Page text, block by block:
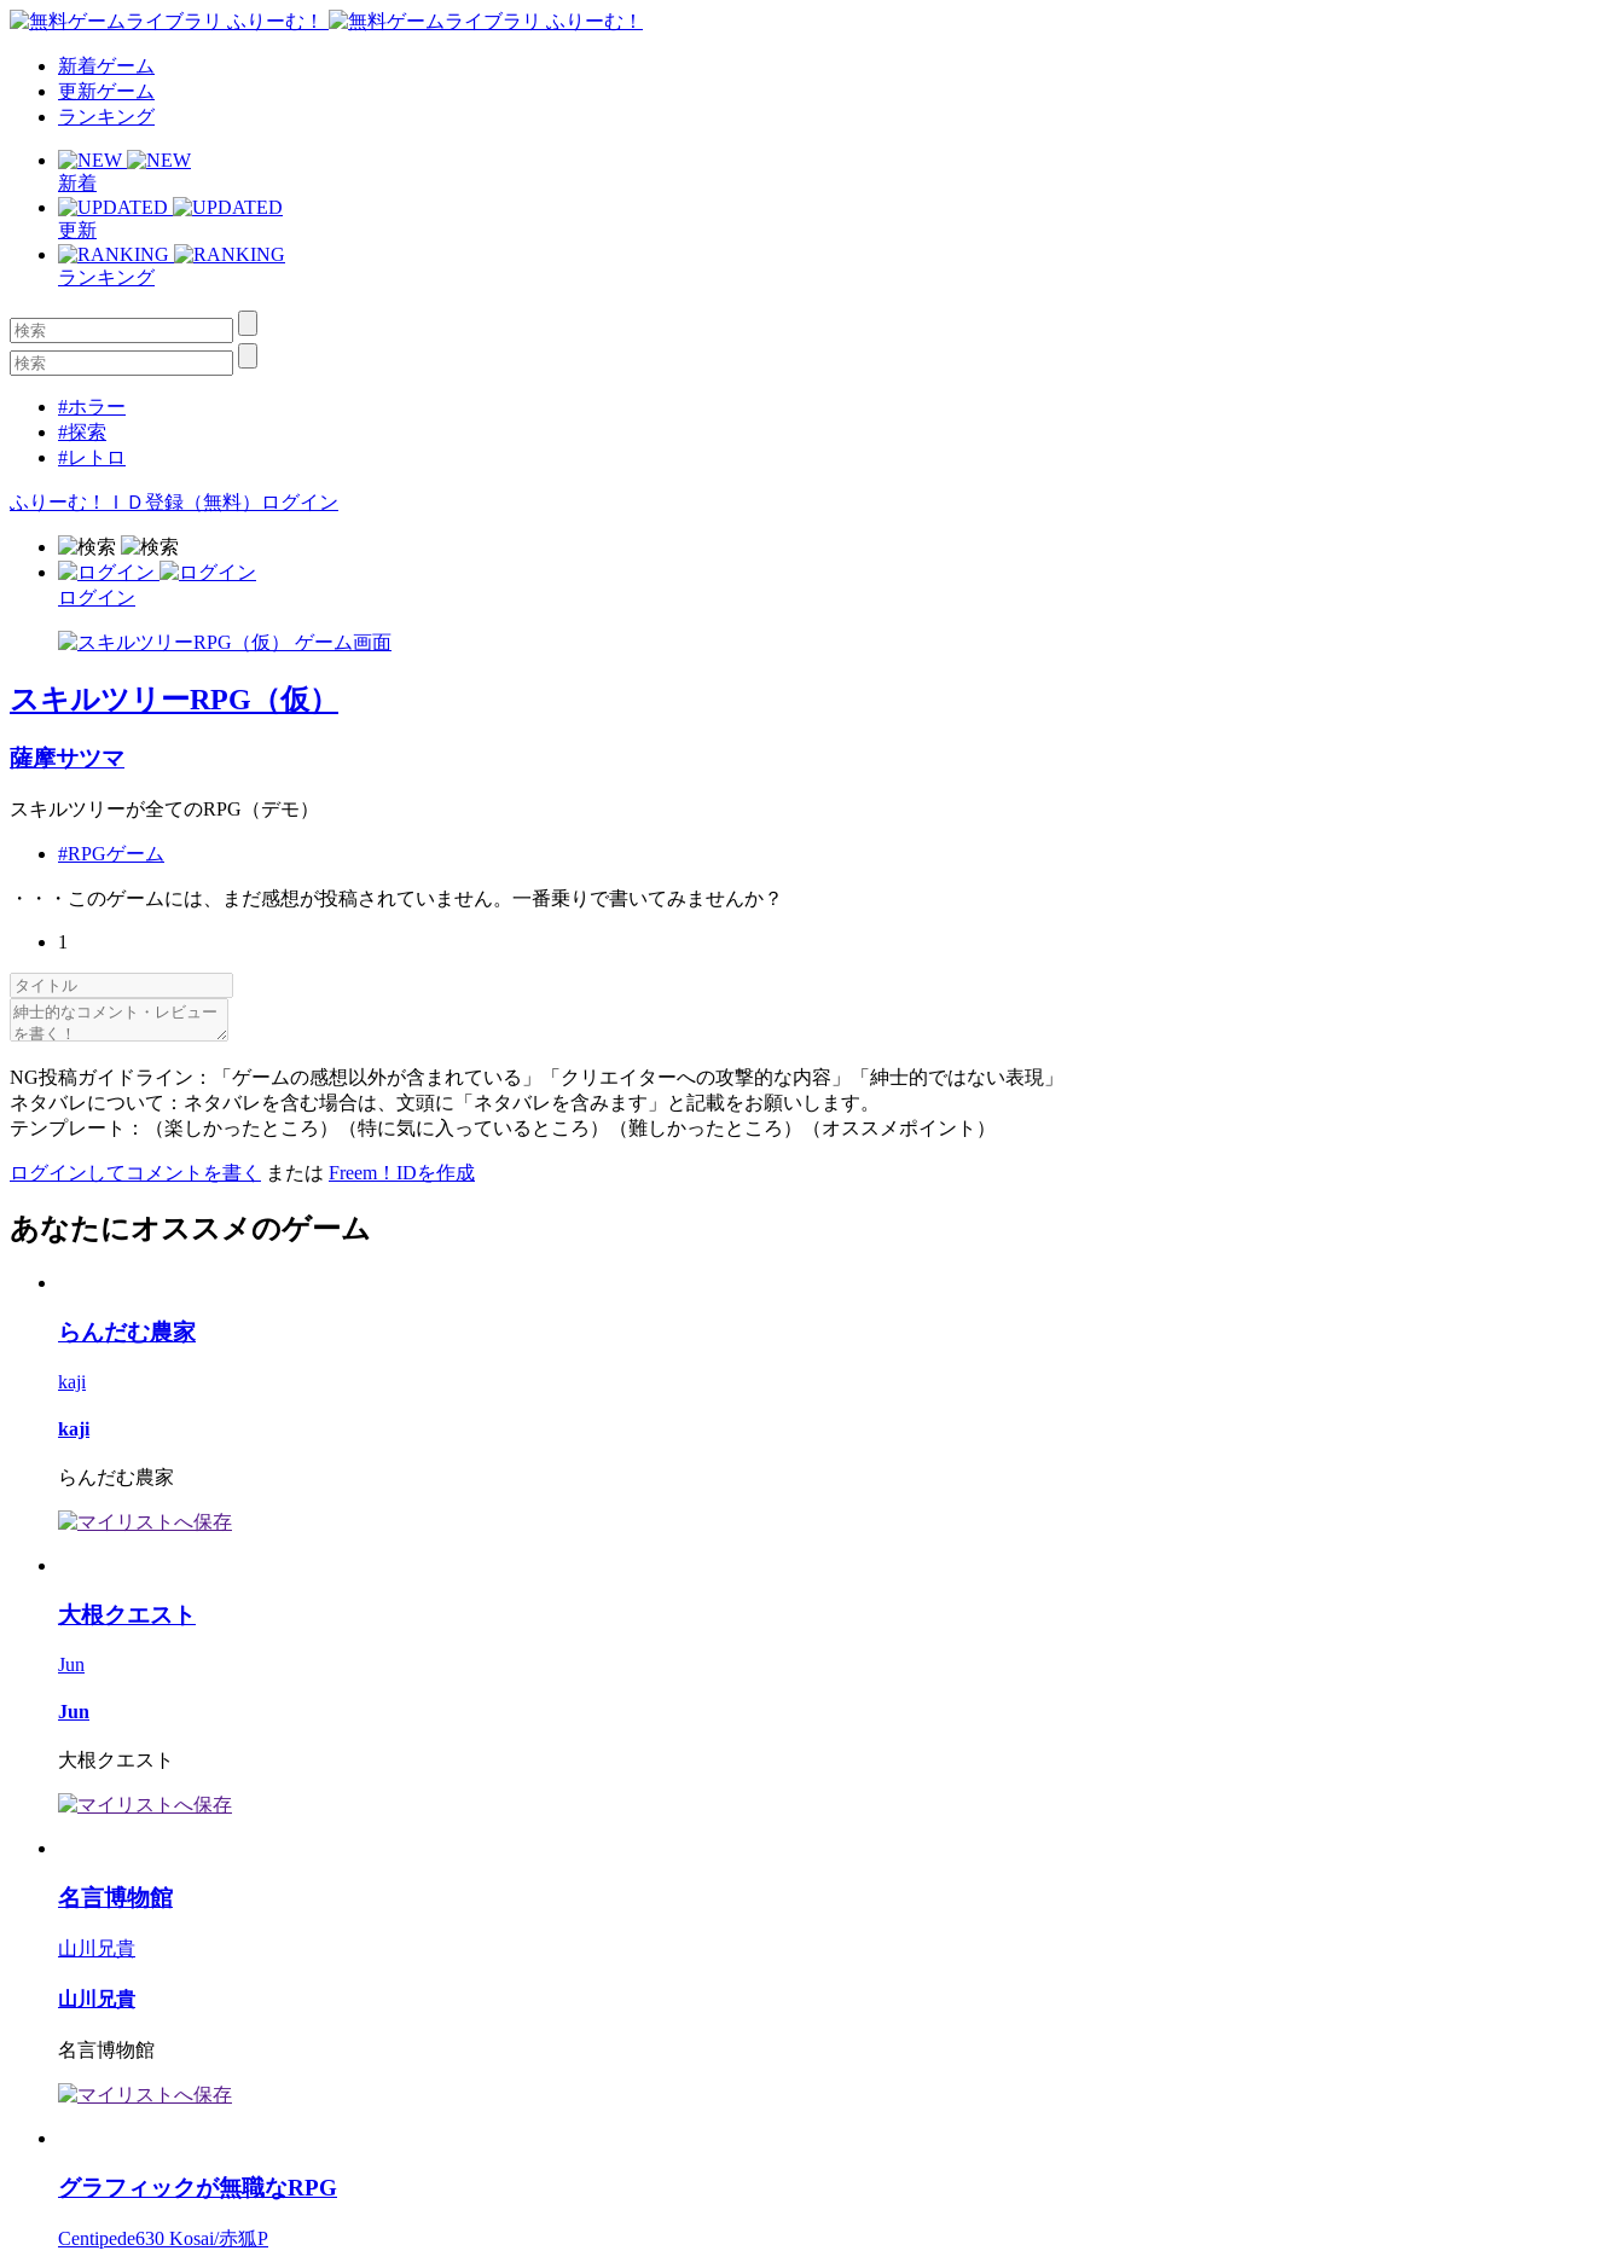
新着ゲーム
更新ゲーム
ランキング
新着
更新
ランキング
#ホラー
#探索
#レトロ
ふりーむ！ＩＤ登録（無料） ログイン
ログイン
スキルツリーRPG（仮）
薩摩サツマ
スキルツリーが全てのRPG（デモ）
#RPGゲーム
・・・このゲームには、まだ感想が投稿されていません。一番乗りで書いてみませんか？
1
NG投稿ガイドライン：「ゲームの感想以外が含まれている」「クリエイターへの攻撃的な内容」「紳士的ではない表現」
ネタバレについて：ネタバレを含む場合は、文頭に「ネタバレを含みます」と記載をお願いします。
テンプレート：（楽しかったところ）（特に気に入っているところ）（難しかったところ）（オススメポイント）
ログインしてコメントを書く または Freem！IDを作成
あなたにオススメのゲーム
らんだむ農家
kaji
kaji
らんだむ農家
大根クエスト
Jun
Jun
大根クエスト
名言博物館
山川兄貴
山川兄貴
名言博物館
グラフィックが無職なRPG
Centipede630 Kosai/赤狐P